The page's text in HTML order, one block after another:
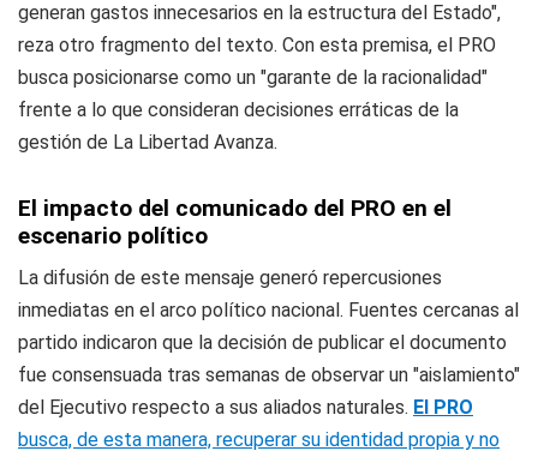
generan gastos innecesarios en la estructura del Estado",
reza otro fragmento del texto. Con esta premisa, el PRO
busca posicionarse como un "garante de la racionalidad"
frente a lo que consideran decisiones erráticas de la
gestión de La Libertad Avanza.
El impacto del comunicado del PRO en el
escenario político
La difusión de este mensaje generó repercusiones
inmediatas en el arco político nacional. Fuentes cercanas al
partido indicaron que la decisión de publicar el documento
fue consensuada tras semanas de observar un "aislamiento"
del Ejecutivo respecto a sus aliados naturales. El PRO
busca, de esta manera, recuperar su identidad propia y no